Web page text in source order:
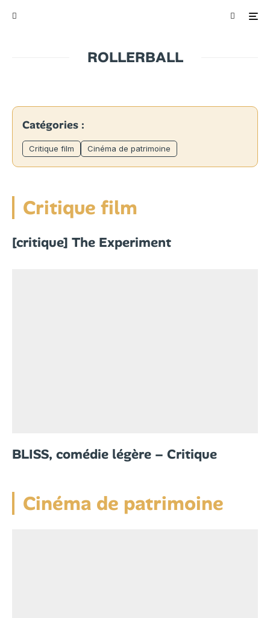
ROLLERBALL
Catégories :
Critique film Cinéma de patrimoine
Critique film
[critique] The Experiment
BLISS, comédie légère – Critique
Cinéma de patrimoine